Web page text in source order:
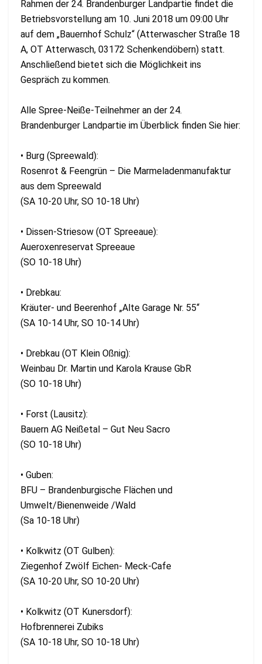
Rahmen der 24. Brandenburger Landpartie findet die
Betriebsvorstellung am 10. Juni 2018 um 09:00 Uhr
auf dem „Bauernhof Schulz“ (Atterwascher Straße 18
A, OT Atterwasch, 03172 Schenkendöbern) statt.
Anschließend bietet sich die Möglichkeit ins
Gespräch zu kommen.
Alle Spree-Neiße-Teilnehmer an der 24.
Brandenburger Landpartie im Überblick finden Sie hier:
• Burg (Spreewald):
Rosenrot & Feengrün – Die Marmeladenmanufaktur
aus dem Spreewald
(SA 10-20 Uhr, SO 10-18 Uhr)
• Dissen-Striesow (OT Spreeaue):
Aueroxenreservat Spreeaue
(SO 10-18 Uhr)
• Drebkau:
Kräuter- und Beerenhof „Alte Garage Nr. 55“
(SA 10-14 Uhr, SO 10-14 Uhr)
• Drebkau (OT Klein Oßnig):
Weinbau Dr. Martin und Karola Krause GbR
(SO 10-18 Uhr)
• Forst (Lausitz):
Bauern AG Neißetal – Gut Neu Sacro
(SO 10-18 Uhr)
• Guben:
BFU – Brandenburgische Flächen und
Umwelt/Bienenweide /Wald
(Sa 10-18 Uhr)
• Kolkwitz (OT Gulben):
Ziegenhof Zwölf Eichen- Meck-Cafe
(SA 10-20 Uhr, SO 10-20 Uhr)
• Kolkwitz (OT Kunersdorf):
Hofbrennerei Zubiks
(SA 10-18 Uhr, SO 10-18 Uhr)